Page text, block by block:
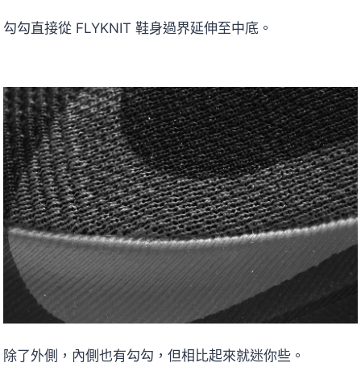
勾勾直接從 FLYKNIT 鞋身過界延伸至中底。
除了外側，內側也有勾勾，但相比起來就迷你些。